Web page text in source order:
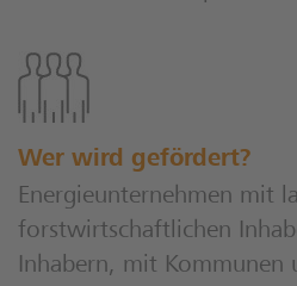
Wer wird gefördert?
Energieunternehmen mit
forstwirtschaftlichen
Inhabern, mit Kommunen